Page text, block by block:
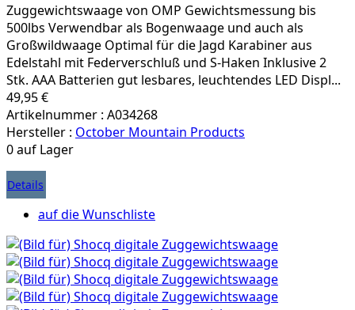
Zuggewichtswaage von OMP Gewichtsmessung bis
500lbs Verwendbar als Bogenwaage und auch als
Großwildwaage Optimal für die Jagd Karabiner aus
Edelstahl mit Federverschluß und S-Haken Inklusive 2
Stk. AAA Batterien gut lesbares, leuchtendes LED Displ...
49,95 €
Artikelnummer : A034268
Hersteller : October Mountain Products
0 auf Lager
Details
auf die Wunschliste